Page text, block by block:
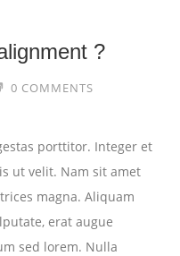
?
0 COMMENTS
porttitor. Integer et
ut velit. Nam sit amet
magna. Aliquam
erat augue
sed lorem. Nulla